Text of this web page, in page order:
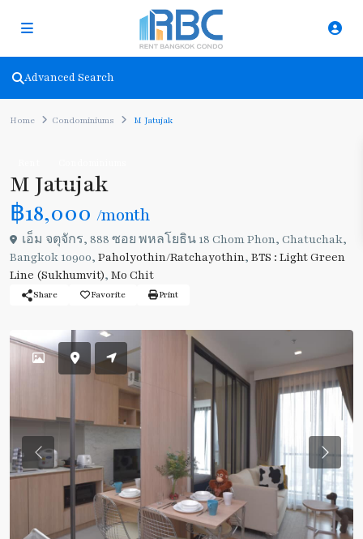
Advanced Search
Home Condominiums M Jatujak
M Jatujak
฿18,000 /month
เอ็ม จตุจักร, 888 ซอย พหลโยธิน 18 Chom Phon, Chatuchak,
Bangkok 10900, Paholyothin/Ratchayothin, BTS : Light Green
Line (Sukhumvit), Mo Chit
Share Favorite Print
Previous